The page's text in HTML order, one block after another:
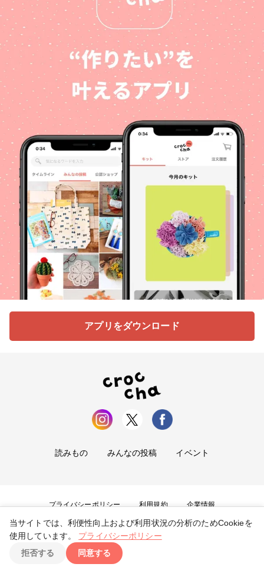
アプリをダウンロード
読みもの みんなの投稿 イベント
プライバシーポリシー 利用規約 企業情報
お問い合わせ
Copyright ©2026tryangle Co., Ltd. All Rights Reserved.
当サイトでは、利便性向上および利用状況の分析のためCookieを
使用しています。
プライバシーポリシー
拒否する
同意する